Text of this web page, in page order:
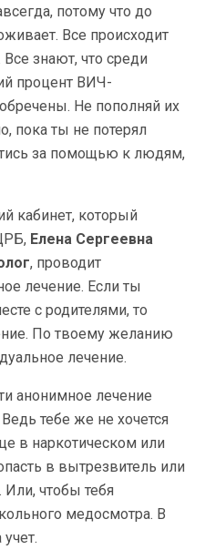
потому что до
Все происходит
знают, что среди
процент ВИЧ-
Не пополняй их
пока ты не потерял
за помощью к людям,
кабинет, который
Елена Сергеевна
, проводит
лечение. Если ты
с родителями, то
По твоему желанию
лечение.
анонимное лечение
тебе же не хочется
в наркотическом или
в вытрезвитель или
чтобы тебя
медосмотра. В